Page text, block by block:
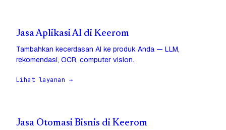
Jasa Aplikasi AI di Keerom
Tambahkan kecerdasan AI ke produk Anda — LLM,
rekomendasi, OCR, computer vision.
Lihat layanan →
Jasa Otomasi Bisnis di Keerom